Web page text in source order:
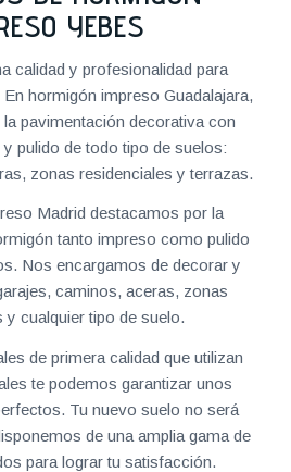
YEBES
calidad y profesionalidad para
hormigón impreso Guadalajara,
pavimentación decorativa con
pulido de todo tipo de suelos:
zonas residenciales y terrazas.
Madrid destacamos por la
tanto impreso como pulido
Nos encargamos de decorar y
caminos, aceras, zonas
y cualquier tipo de suelo.
de primera calidad que utilizan
te podemos garantizar unos
Tu nuevo suelo no será
de una amplia gama de
para lograr tu satisfacción.